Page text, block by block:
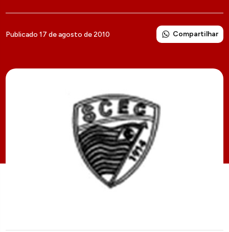
Publicado 17 de agosto de 2010 Compartilhar